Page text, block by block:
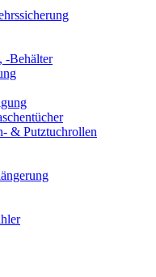
-Behälter
& Putztuchrollen